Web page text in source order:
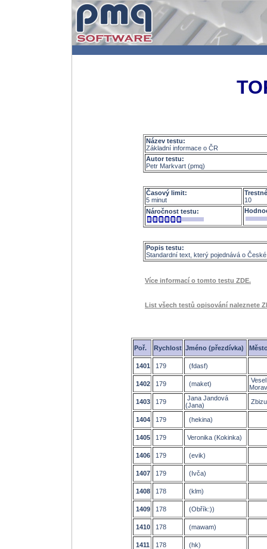
Název testu:
Základní informace o ČR
Autor testu:
Petr Markvart (pmq)
Časový limit:
5 minut
10
Náročnost testu:
Popis testu:
Standardní text, který pojednává o
Více informací o tomto testu ZDE.
List všech testů opisování naleznete
Poř. Rychlost Jméno (přezdívka)
1401 179 (fdasf)
1402 179 (maket)
1403
179
Jana Jandová
(Jana)
1404 179 (hekina)
1405 179 Veronika (Kokinka)
1406 179 (evik)
1407 179 (Ivča)
1408 178 (klm)
1409 178 (Obřík:))
1410 178 (mawam)
1411 178 (hk)